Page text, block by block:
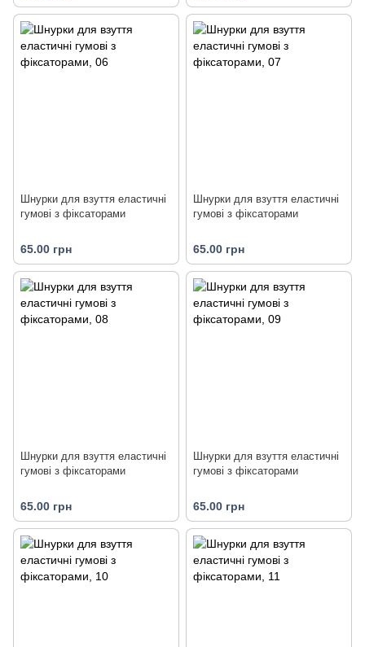
Шнурки для взуття еластичні
гумові з фіксаторами
65.00 грн
Шнурки для взуття еластичні
гумові з фіксаторами
65.00 грн
Шнурки для взуття еластичні
гумові з фіксаторами
65.00 грн
Шнурки для взуття еластичні
гумові з фіксаторами
65.00 грн